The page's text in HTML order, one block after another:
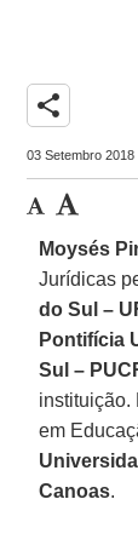
share
03 Setembro 2018
Moysés
Jurídicas
do Sul –
Pontifícia
Sul –
instituição.
em
Canoas.